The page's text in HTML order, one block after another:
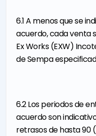
6.1 A menos que se
acuerdo, cada venta
Ex Works (EXW)
de Sempa
6.2 Los periodos de
acuerdo son
retrasos de hasta 90